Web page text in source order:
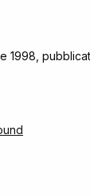
1998,